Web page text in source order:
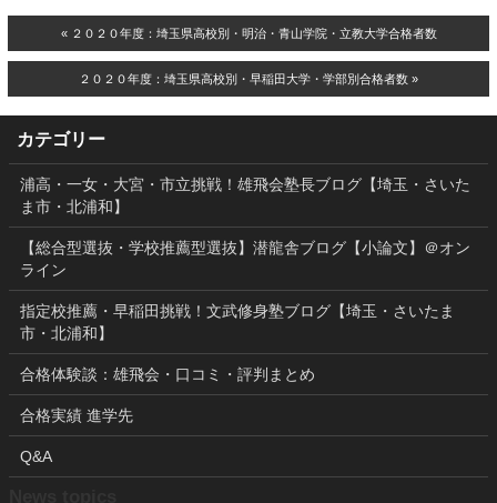
« ２０２０年度：埼玉県高校別・明治・青山学院・立教大学合格者数
２０２０年度：埼玉県高校別・早稲田大学・学部別合格者数 »
カテゴリー
浦高・一女・大宮・市立挑戦！雄飛会塾長ブログ【埼玉・さいた
ま市・北浦和】
【総合型選抜・学校推薦型選抜】潜龍舎ブログ【小論文】＠オン
ライン
指定校推薦・早稲田挑戦！文武修身塾ブログ【埼玉・さいたま
市・北浦和】
合格体験談：雄飛会・口コミ・評判まとめ
合格実績 進学先
Q&A